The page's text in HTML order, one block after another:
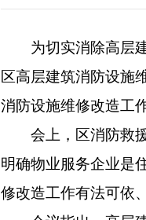
为切实消除高层建
区高层建筑消防设施
消防设施维修改造工作
会上，区消防救援
明确物业服务企业是
修改造工作有法可依